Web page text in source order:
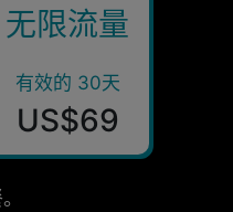
无限流量
有效的 30天
US$69